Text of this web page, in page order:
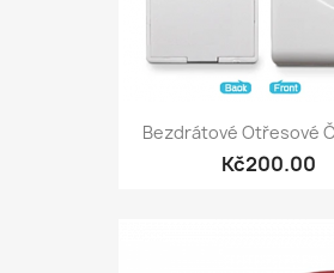
Bezdrátové Otřesové
Kč200.00